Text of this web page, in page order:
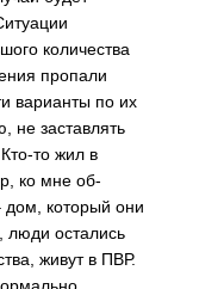
количества
пропали
варианты по их
не заставлять
то жил в
ко мне об­
дом, который они
люди остались
живут в ПВР.